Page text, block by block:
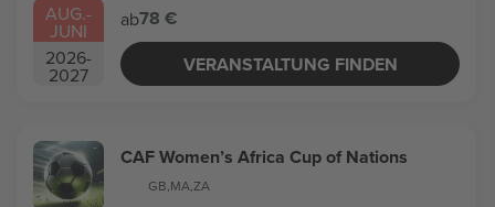
AUG.-
JUNI
2026-
2027
ab78 €
VERANSTALTUNG FINDEN
CAF Women’s Africa Cup of Nations
GB,MA,ZA